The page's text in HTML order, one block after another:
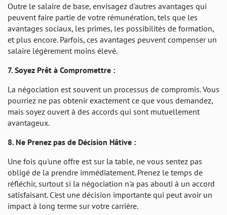
Outre le salaire de base, envisagez d'autres avantages qui
peuvent faire partie de votre rémunération, tels que les
avantages sociaux, les primes, les possibilités de formation,
et plus encore. Parfois, ces avantages peuvent compenser un
salaire légèrement moins élevé.
7. Soyez Prêt à Compromettre :
La négociation est souvent un processus de compromis. Vous
pourriez ne pas obtenir exactement ce que vous demandez,
mais soyez ouvert à des accords qui sont mutuellement
avantageux.
8. Ne Prenez pas de Décision Hâtive :
Une fois qu'une offre est sur la table, ne vous sentez pas
obligé de la prendre immédiatement. Prenez le temps de
réfléchir, surtout si la négociation n'a pas abouti à un accord
satisfaisant. C'est une décision importante qui peut avoir un
impact à long terme sur votre carrière.